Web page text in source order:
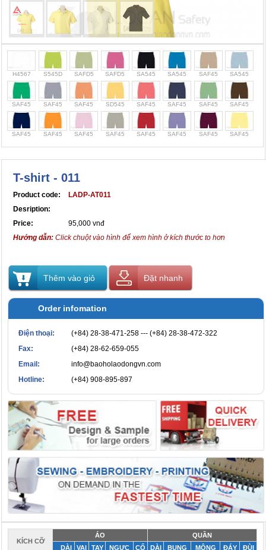
H4567 S545D SAFD5 SAFD5 SA545 SA545 SAF45 SA545
SAF45 SAF45 SAF45 SD545 SAF45 SAF45 SAF45 SAF45
SAF45 SAF45 SAF45 SAF45 SAF45 SAF45 SAF45 SAF45
T-shirt - 011
Product code:
LADP-AT011
Desription:
Price:
95,000 vnđ
Hướng dẫn: Click chuột vào hình để xem hình ở kích thước to hơn
Thêm vào giỏ Đặt nhanh
Order infomation
Điện thoại:
(+84) 28-38-471-258 --- (+84) 28-38-472-322
Fax:
(+84) 28-62-659-055
Email:
info@baoholaodongvn.com
Hotline:
(+84) 908-895-897
KÍCH CỠ
ÁO
QUẦN
DÀI
VAI TAY NGỰC CỔ DÀI BỤNG MÔNG ĐÁY
ĐÙI
Chính sách bảo mật thông tin